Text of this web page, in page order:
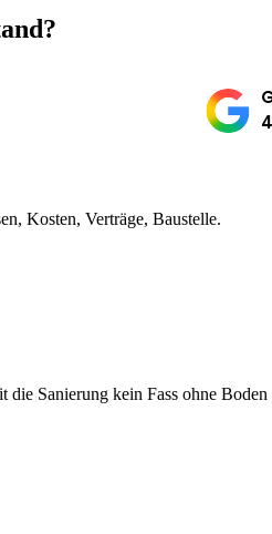
Kosten, Verträge, Baustelle.
die Sanierung kein Fass ohne